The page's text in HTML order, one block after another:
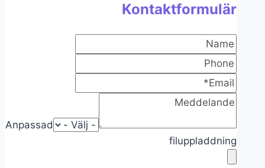
Kontaktformulär
Anpassad
filuppladdning